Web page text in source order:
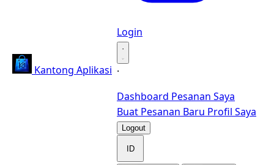
Kantong Aplikasi
Login
·
·
Dashboard Pesanan Saya
Buat Pesanan Baru Profil Saya
Logout
ID